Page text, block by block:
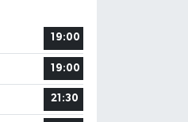
19:00
19:00
21:30